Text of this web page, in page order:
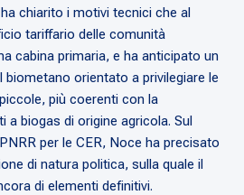
chiarito i motivi tecnici che al
tariffario delle comunità
cabina primaria, e ha anticipato un
orientato a privilegiare le
più coerenti con la
a biogas di origine agricola. Sul
per le CER, Noce ha precisato
di natura politica, sulla quale il
di elementi definitivi.